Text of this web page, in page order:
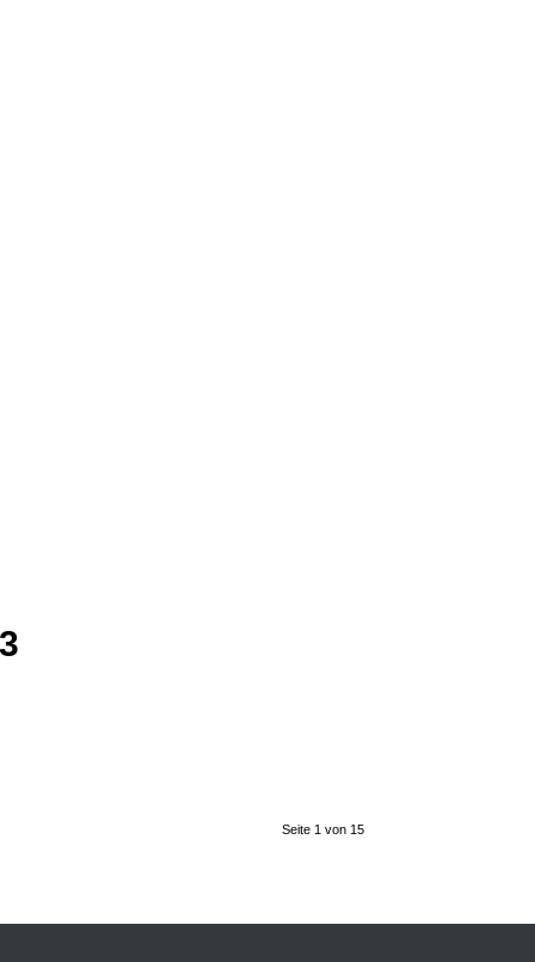
Seite 1 von 15